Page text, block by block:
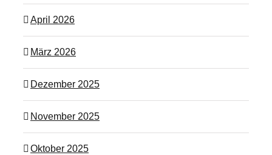
April 2026
März 2026
Dezember 2025
November 2025
Oktober 2025